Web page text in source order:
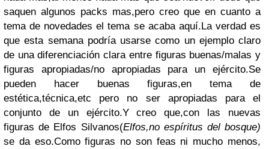
saquen algunos packs mas,pero creo que en cuanto a
tema de novedades el tema se acaba aquí.La verdad es
que esta semana podría usarse como un ejemplo claro
de una diferenciación clara entre figuras buenas/malas y
figuras apropiadas/no apropiadas para un ejército.Se
pueden hacer buenas figuras,en tema de
estética,técnica,etc pero no ser apropiadas para el
conjunto de un ejército.Y creo que,con las nuevas
figuras de Elfos Silvanos(Elfos,no espíritus del bosque)
se da eso.Como figuras no son feas ni mucho menos,